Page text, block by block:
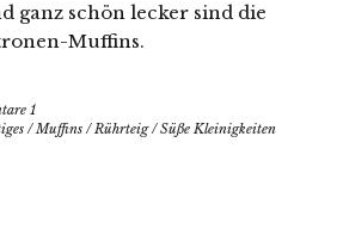
ganz schön lecker sind die
Muffins.
1
/Muffins /Rührteig/Süße Kleinigkeiten